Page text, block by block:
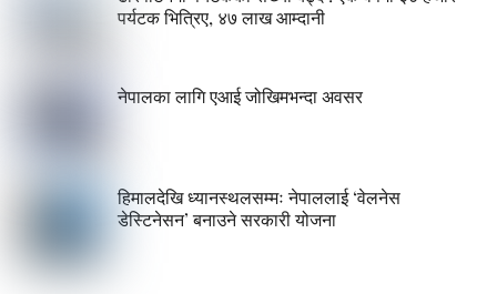
पर्यटक भित्रिए, ४७ लाख आम्दानी
नेपालका लागि एआई जोखिमभन्दा अवसर
हिमालदेखि ध्यानस्थलसम्मः नेपाललाई ‘वेलनेस
डेस्टिनेसन’ बनाउने सरकारी योजना